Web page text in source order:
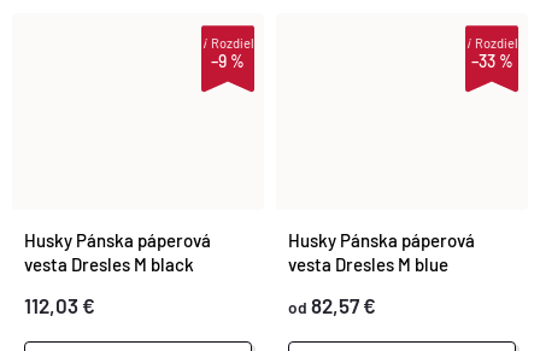
–9 %
iRozdiel
Husky Pánska páperová
vesta Dresles M black
112,03 €
–33 %
iRozdiel
Husky Pánska páperová
vesta Dresles M blue
od 82,57 €